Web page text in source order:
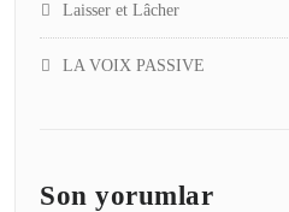
Laisser et Lâcher
LA VOIX PASSIVE
Son yorumlar